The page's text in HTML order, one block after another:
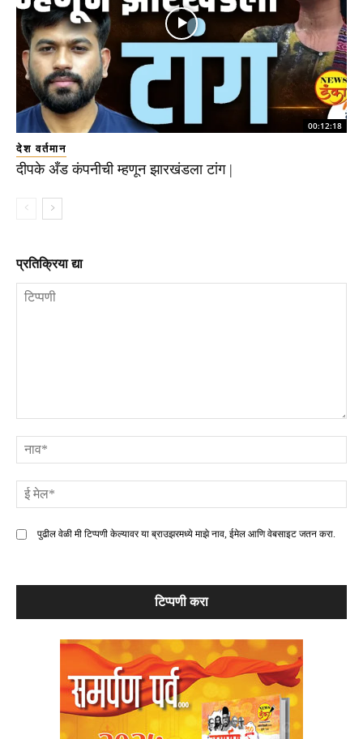
00:12:18
देश वर्तमान
दीपके अँड कंपनीची म्हणून झारखंडला टांग |
प्रतिक्रिया द्या
पुढील वेळी मी टिप्पणी केल्यावर या ब्राउझरमध्ये माझे नाव, ईमेल आणि वेबसाइट जतन करा.